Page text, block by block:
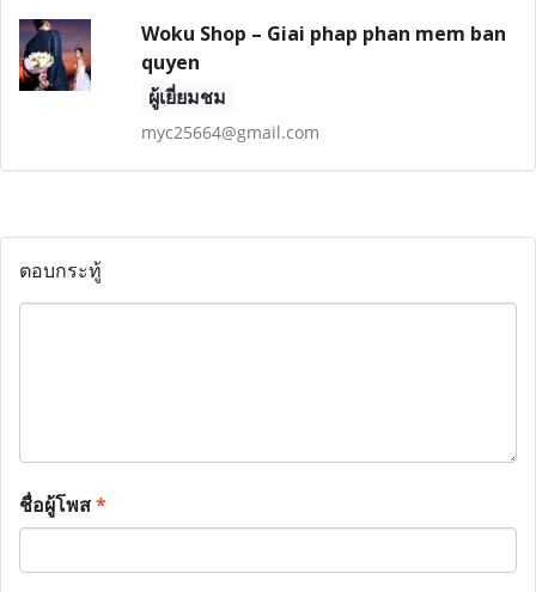
Woku Shop – Giai phap phan mem ban
quyen
ผู้เยี่ยมชม
myc25664@gmail.com
ตอบกระทู้
ชื่อผู้โพส*